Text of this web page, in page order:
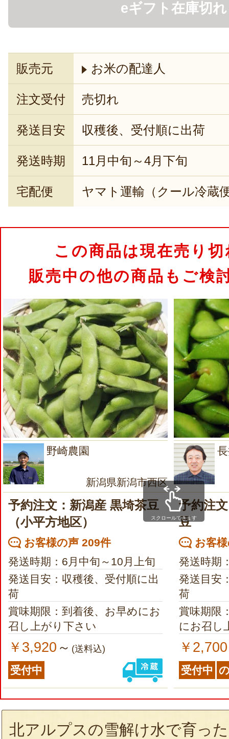
eギフト在庫切れ
販売元 お米の配達人
注文受付 売切れ
発送目安 収穫後、受付順に出荷
発送時期 11月中旬～4月下旬
宅配便 ヤマト運輸（クール冷蔵
この商品は現在売り
販売中の他の商品もご検
野崎農園
新潟県新潟市西区
予約注文：新潟産 黒埼茶豆
（小平方地区）
お客様の声 209件
発送時期：6月中旬～10月上旬
発送目安：収穫後、受付順に出
荷
賞味期限：到着後、お早めにお
召し上がり下さい
￥3,920 ～ (送料込)
受付中
予約注
豆
お客
発送時期
発送目安
荷
賞味期限
にお召し
￥2,700
受付中
スクロールできます
北アルプスの雪解け水で育っ